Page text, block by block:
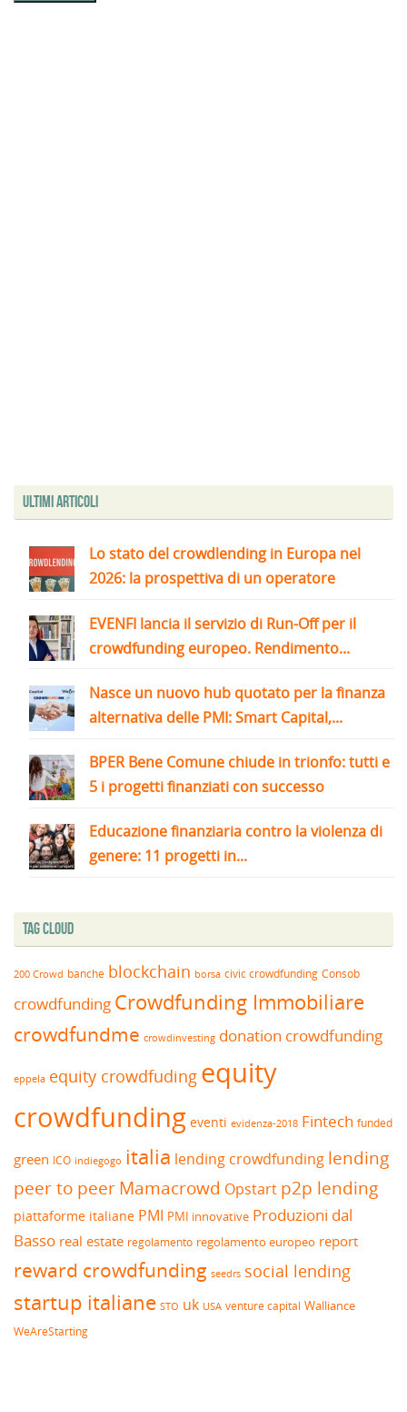
Ultimi articoli
Lo stato del crowdlending in Europa nel
2026: la prospettiva di un operatore
EVENFI lancia il servizio di Run-Off per il
crowdfunding europeo. Rendimento...
Nasce un nuovo hub quotato per la finanza
alternativa delle PMI: Smart Capital,...
BPER Bene Comune chiude in trionfo: tutti e
5 i progetti finanziati con successo
Educazione finanziaria contro la violenza di
genere: 11 progetti in...
Tag Cloud
200 Crowd banche blockchain borsa civic crowdfunding Consob
crowdfunding Crowdfunding Immobiliare
crowdfundme crowdinvesting donation crowdfunding
eppela equity crowdfuding equity
crowdfunding eventi evidenza-2018 Fintech funded
green ICO indiegogo italia lending crowdfunding lending
peer to peerMamacrowd Opstart p2p lending
piattaforme italiane PMI PMI innovative Produzioni dal
Basso real estate regolamento regolamento europeo report
reward crowdfunding seedrs social lending
startup italiane STO uk USA venture capital Walliance
WeAreStarting